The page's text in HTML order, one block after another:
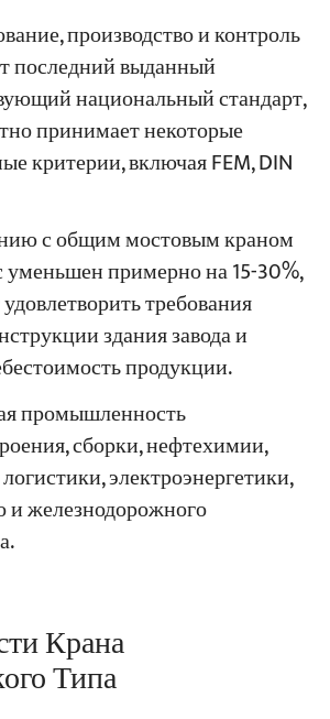
производство и контроль
последний выданный
национальный стандарт,
принимает некоторые
критерии, включая FEM, DIN
с общим мостовым краном
уменьшен примерно на 15-30%,
требования
здания завода и
продукции.
промышленность
сборки, нефтехимии,
электроэнергетики,
и железнодорожного
Крана
Типа